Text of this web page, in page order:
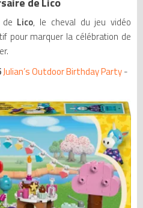
Lico, le cheval du jeu vidéo
pour marquer la célébration de
Julian’s Outdoor Birthday Party-